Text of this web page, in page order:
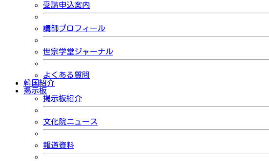
受講申込案内
講師プロフィール
世宗学堂ジャーナル
よくある質問
韓国紹介
掲示板
掲示板紹介
文化院ニュース
報道資料